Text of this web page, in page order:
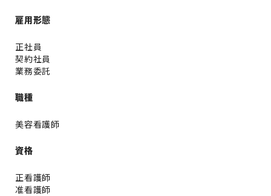
雇用形態
正社員
契約社員
業務委託
職種
美容看護師
資格
正看護師
准看護師